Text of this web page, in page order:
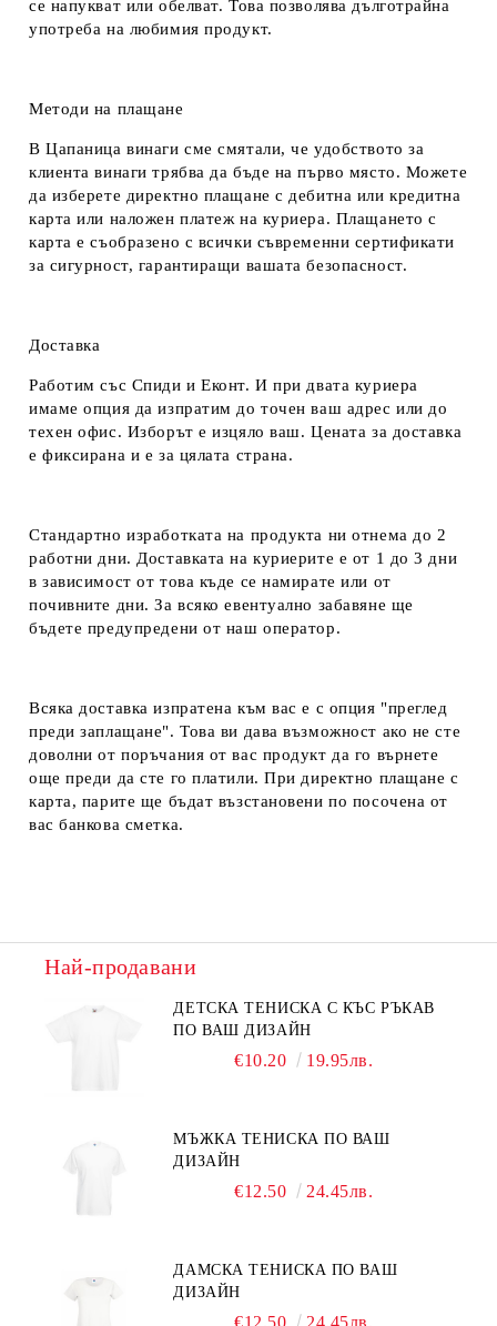
се напукват или обелват. Това позволява дълготрайна
употреба на любимия продукт.
Методи на плащане
В Цапаница винаги сме смятали, че удобството за
клиента винаги трябва да бъде на първо място. Можете
да изберете директно плащане с дебитна или кредитна
карта или наложен платеж на куриера. Плащането с
карта е съобразено с всички съвременни сертификати
за сигурност, гарантиращи вашата безопасност.
Доставка
Работим със Спиди и Еконт. И при двата куриера
имаме опция да изпратим до точен ваш адрес или до
техен офис. Изборът е изцяло ваш. Цената за доставка
е фиксирана и е за цялата страна.
Стандартно изработката на продукта ни отнема до 2
работни дни. Доставката на куриерите е от 1 до 3 дни
в зависимост от това къде се намирате или от
почивните дни. За всяко евентуално забавяне ще
бъдете предупредени от наш оператор.
Всяка доставка изпратена към вас е с опция "преглед
преди заплащане". Това ви дава възможност ако не сте
доволни от поръчания от вас продукт да го върнете
още преди да сте го платили. При директно плащане с
карта, парите ще бъдат възстановени по посочена от
вас банкова сметка.
Най-продавани
ДЕТСКА ТЕНИСКА С КЪС РЪКАВ
ПО ВАШ ДИЗАЙН
€10.20 19.95лв.
МЪЖКА ТЕНИСКА ПО ВАШ
ДИЗАЙН
€12.50 24.45лв.
ДАМСКА ТЕНИСКА ПО ВАШ
ДИЗАЙН
€12.50 24.45лв.